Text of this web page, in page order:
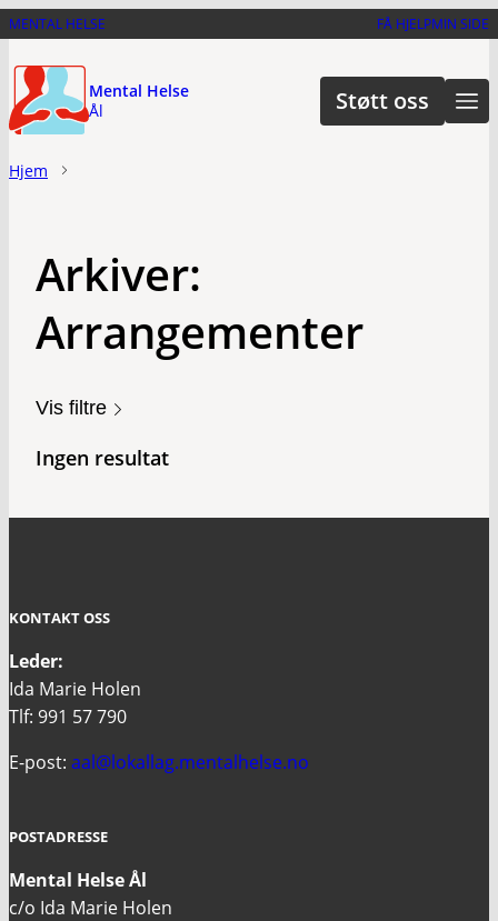
Hopp
hovedinnhold
MENTAL HELSE FÅ HJELPMIN SIDE
Mental Helse
Ål
Støtt oss
Hjem
Arkiver:
Arrangementer
Vis filtre
Ingen resultat
KONTAKT OSS
Leder:
Ida Marie Holen
Tlf: 991 57 790
E-post: aal@lokallag.mentalhelse.no
POSTADRESSE
Mental Helse Ål
c/o Ida Marie Holen